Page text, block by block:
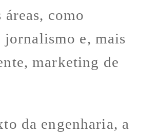
como
e, mais
marketing de
da engenharia, a